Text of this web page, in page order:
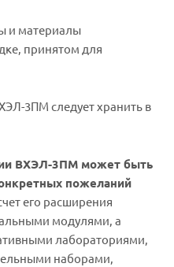
и материалы
принятом для
3ПМ следует хранить в
ВХЭЛ-3ПМ может быть
пожеланий
его расширения
модулями, а
лабораториями,
наборами,